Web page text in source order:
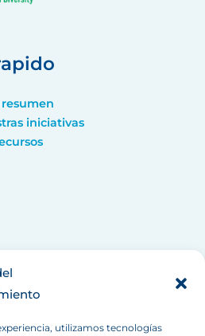
utilizamos tecnologías
resumen
iniciativas
88 60
news.org